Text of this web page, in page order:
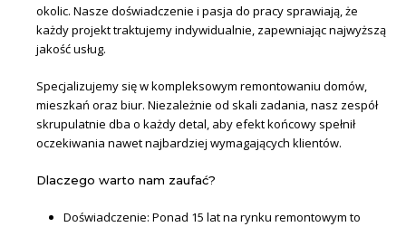
okolic. Nasze doświadczenie i pasja do pracy sprawiają, że
każdy projekt traktujemy indywidualnie, zapewniając najwyższą
jakość usług.
Specjalizujemy się w kompleksowym remontowaniu domów,
mieszkań oraz biur. Niezależnie od skali zadania, nasz zespół
skrupulatnie dba o każdy detal, aby efekt końcowy spełnił
oczekiwania nawet najbardziej wymagających klientów.
Dlaczego warto nam zaufać?
Doświadczenie: Ponad 15 lat na rynku remontowym to